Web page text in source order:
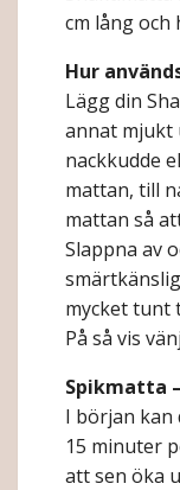
cm lång och
Hur
Lägg din
annat mjukt
nackkudde
mattan, till
mattan så
Slappna av
mycket tunt
På så vis
Spikmatta
I början kan
15 minuter
att sen öka